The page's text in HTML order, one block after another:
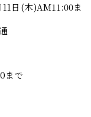
日(木)AM11:00ま
まで